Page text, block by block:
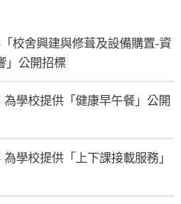
校舍興建與修葺及設備購置-資
」公開招標
為學校提供「健康早午餐」公開
學校提供「上下課接載服務」